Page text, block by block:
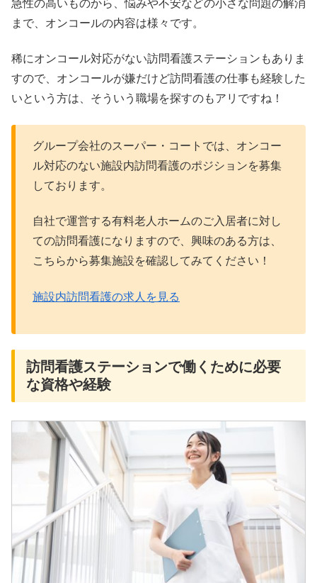
急性の高いものから、悩みや不安などの小さな問題の解消
まで、オンコールの内容は様々です。
稀にオンコール対応がない訪問看護ステーションもありま
すので、オンコールが嫌だけど訪問看護の仕事も経験した
いという方は、そういう職場を探すのもアリですね！
グループ会社のスーパー・コートでは、オンコー
ル対応のない施設内訪問看護のポジションを募集
しております。
自社で運営する有料老人ホームのご入居者に対し
ての訪問看護になりますので、興味のある方は、
こちらから募集施設を確認してみてください！
施設内訪問看護の求人を見る
訪問看護ステーションで働くために必要
な資格や経験